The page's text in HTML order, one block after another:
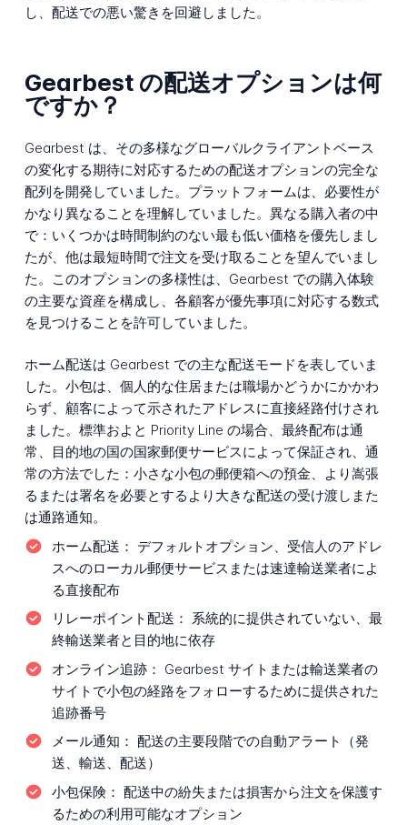
し、配送での悪い驚きを回避しました。
Gearbest の配送オプションは何
ですか？
Gearbest は、その多様なグローバルクライアントベース
の変化する期待に対応するための配送オプションの完全な
配列を開発していました。プラットフォームは、必要性が
かなり異なることを理解していました。異なる購入者の中
で：いくつかは時間制約のない最も低い価格を優先しまし
たが、他は最短時間で注文を受け取ることを望んでいまし
た。このオプションの多様性は、Gearbest での購入体験
の主要な資産を構成し、各顧客が優先事項に対応する数式
を見つけることを許可していました。
ホーム配送は Gearbest での主な配送モードを表していま
した。小包は、個人的な住居または職場かどうかにかかわ
らず、顧客によって示されたアドレスに直接経路付けされ
ました。標準およと Priority Line の場合、最終配布は通
常、目的地の国の国家郵便サービスによって保証され、通
常の方法でした：小さな小包の郵便箱への預金、より嵩張
るまたは署名を必要とするより大きな配送の受け渡しまた
は通路通知。
ホーム配送： デフォルトオプション、受信人のアドレ
スへのローカル郵便サービスまたは速達輸送業者によ
る直接配布
リレーポイント配送： 系統的に提供されていない、最
終輸送業者と目的地に依存
オンライン追跡： Gearbest サイトまたは輸送業者の
サイトで小包の経路をフォローするために提供された
追跡番号
メール通知： 配送の主要段階での自動アラート（発
送、輸送、配送）
小包保険： 配送中の紛失または損害から注文を保護す
るための利用可能なオプション